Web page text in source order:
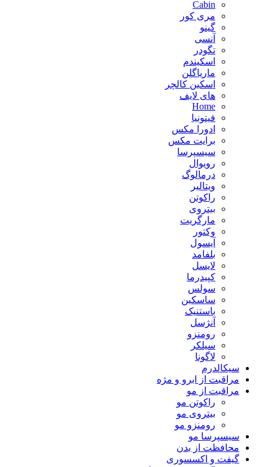
Cabin
مری کور
گینو
آنسی
تگودر
اسکیندم
ماریاگلن
اسکین کالچر
های لایف
Home
فیتونیا
ادورا مکس
برایت مکس
سیسپرسا
رویوال
درمالوگ
ویتالیر
راکوتن
بیتروی
مارگریت
وکتور
آیسول
بلفامد
لایسل
کپیدرما
سولس
ساسکین
باستنیک
آنژسل
رومنزو
سیلکر
لاگونا
سیکالدرم
مراقبت از ابرو و مژه
مراقبت از مو
راکوتن مو
بیتروی مو
رومنزو مو
سیسپرسا مو
محافظت از بدن
گیفت و اکسسوری